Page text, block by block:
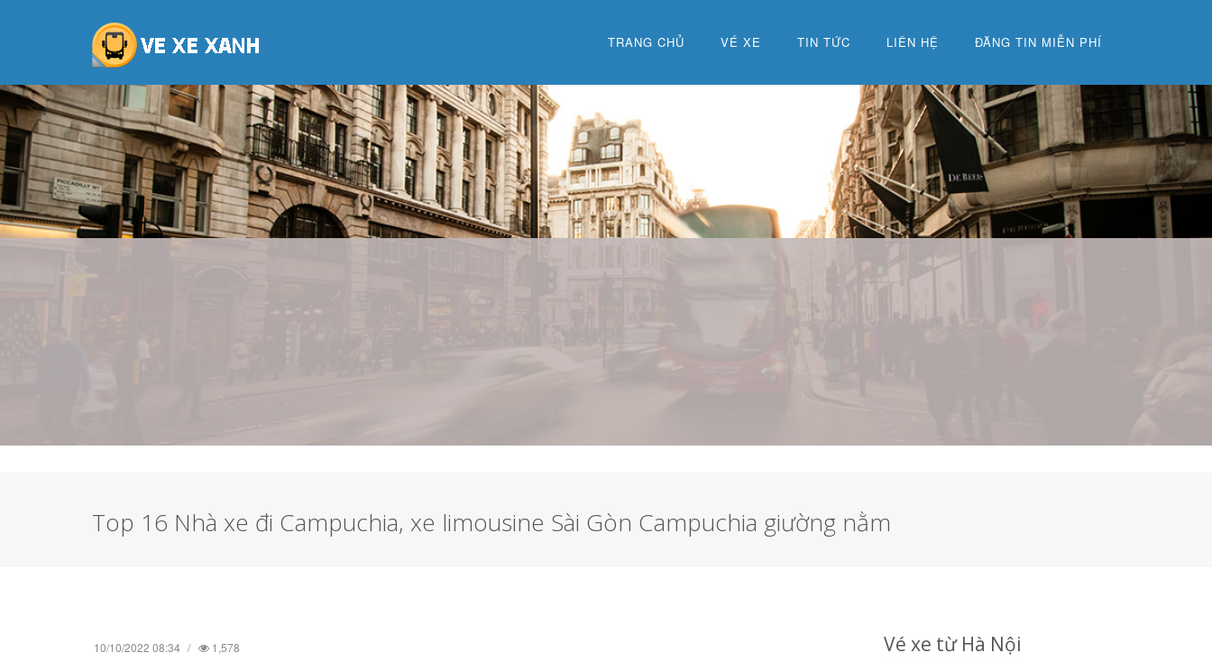
TRANG CHỦ VÉ XE TIN TỨC LIÊN HỆ ĐĂNG TIN MIỄN PHÍ
Top 16 Nhà xe đi Campuchia, xe limousine Sài Gòn Campuchia giường nằm
10/10/2022 08:34 1,578 Vé xe từ Hà Nội